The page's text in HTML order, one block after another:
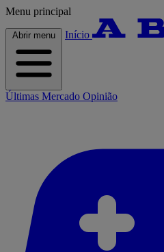
Menu principal
Abrir menu Início
Últimas Mercado Opinião